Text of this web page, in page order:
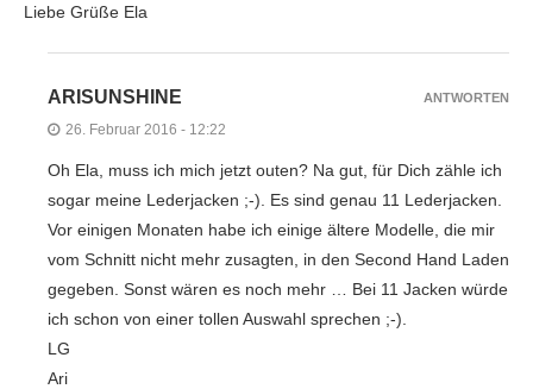
Liebe Grüße Ela
ARISUNSHINE
26. Februar 2016 - 12:22
Oh Ela, muss ich mich jetzt outen? Na gut, für Dich zähle ich
sogar meine Lederjacken ;-). Es sind genau 11 Lederjacken.
Vor einigen Monaten habe ich einige ältere Modelle, die mir
vom Schnitt nicht mehr zusagten, in den Second Hand Laden
gegeben. Sonst wären es noch mehr … Bei 11 Jacken würde
ich schon von einer tollen Auswahl sprechen ;-).
LG
Ari
ANTWORTEN